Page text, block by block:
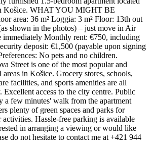
Košice. WHAT YOU MIGHT BE
area: 36 m² Loggia: 3 m² Floor: 13th out
shown in the photos) – just move in Air
Monthly rent: €750, including
deposit: €1,500 (payable upon signing
No pets and no children.
Street is one of the most popular and
areas in Košice. Grocery stores, schools,
facilities, and sports amenities are all
access to the city centre. Public
a few minutes' walk from the apartment
plenty of green spaces and parks for
Hassle-free parking is available
in arranging a viewing or would like
do not hesitate to contact me at +421 944